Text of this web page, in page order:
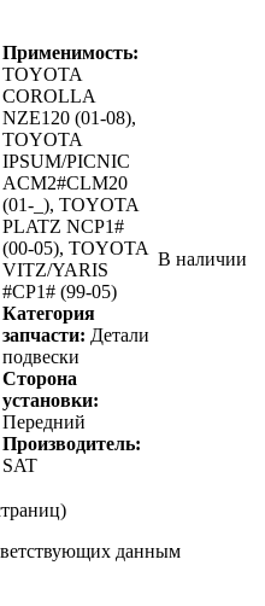
Применимость:
TOYOTA
COROLLA
NZE120 (01-08),
TOYOTA
IPSUM/PICNIC
ACM2#CLM20
(01-_), TOYOTA
PLATZ NCP1#
(00-05), TOYOTA
VITZ/YARIS
#CP1# (99-05)
Категория
запчасти: Детали
подвески
Сторона
установки:
Передний
Производитель:
SAT
В наличии
данным